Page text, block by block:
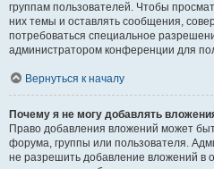
группам пользователей. Чтобы
них темы и оставлять сообщения,
потребоваться специальное
администратором конференции для
Вернуться к началу
Почему я не могу добавлять
Право добавления вложений может
форума, группы или пользователя.
не разрешить добавление вложений в